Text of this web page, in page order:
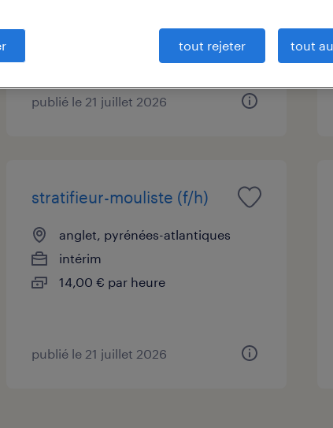
14,00 € par heure
publié le 21 juillet 2026
stratifieur-mouliste (f/h)
anglet, pyrénées-atlantiques
intérim
14,00 € par heure
publié le 21 juillet 2026
tout rejeter tout